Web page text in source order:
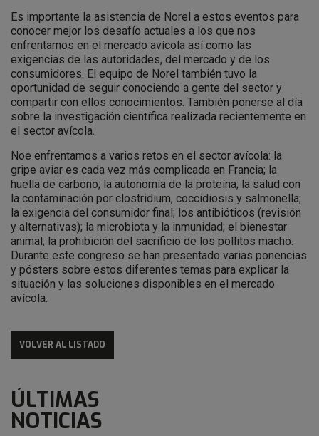
Es importante la asistencia de Norel a estos eventos para
conocer mejor los desafío actuales a los que nos
enfrentamos en el mercado avícola así como las
exigencias de las autoridades, del mercado y de los
consumidores. El equipo de Norel también tuvo la
oportunidad de seguir conociendo a gente del sector y
compartir con ellos conocimientos. También ponerse al día
sobre la investigación científica realizada recientemente en
el sector avícola.
Noe enfrentamos a varios retos en el sector avícola: la
gripe aviar es cada vez más complicada en Francia; la
huella de carbono; la autonomía de la proteína; la salud con
la contaminación por clostridium, coccidiosis y salmonella;
la exigencia del consumidor final; los antibióticos (revisión
y alternativas); la microbiota y la inmunidad; el bienestar
animal; la prohibición del sacrificio de los pollitos macho.
Durante este congreso se han presentado varias ponencias
y pósters sobre estos diferentes temas para explicar la
situación y las soluciones disponibles en el mercado
avícola.
VOLVER AL LISTADO
ÚLTIMAS
NOTICIAS